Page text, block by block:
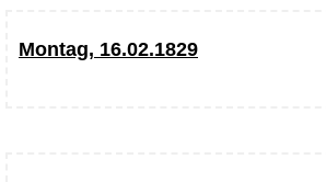
Montag, 16.02.1829